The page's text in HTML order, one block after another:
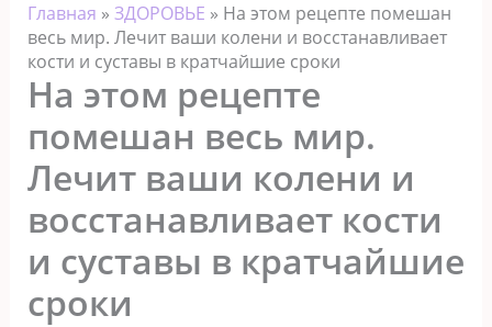
Главная » ЗДОРОВЬЕ » На этом рецепте помешан
весь мир. Лечит ваши колени и восстанавливает
кости и суставы в кратчайшие сроки
На этом рецепте
помешан весь мир.
Лечит ваши колени и
восстанавливает кости
и суставы в кратчайшие
сроки